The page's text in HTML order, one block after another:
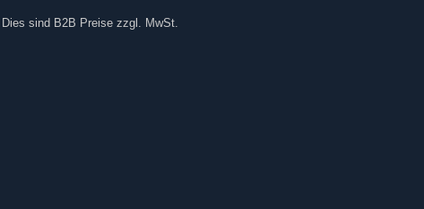
Dies sind B2B Preise zzgl. MwSt.